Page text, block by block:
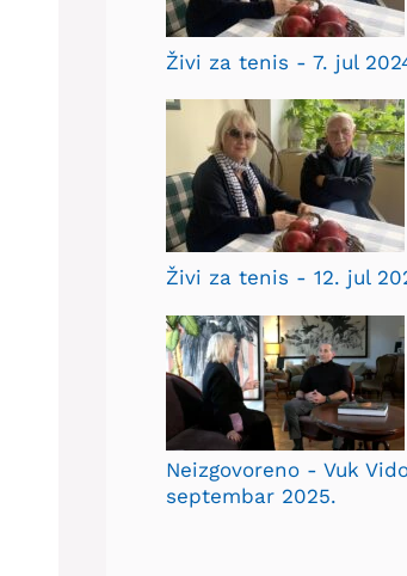
Živi za tenis - 7. jul
Živi za tenis - 12. jul
Neizgovoreno - Vuk
septembar 2025.